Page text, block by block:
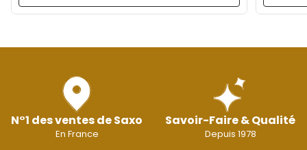
N°1 des ventes de Saxo
En France
Savoir-Faire & Qualité
Depuis 1978